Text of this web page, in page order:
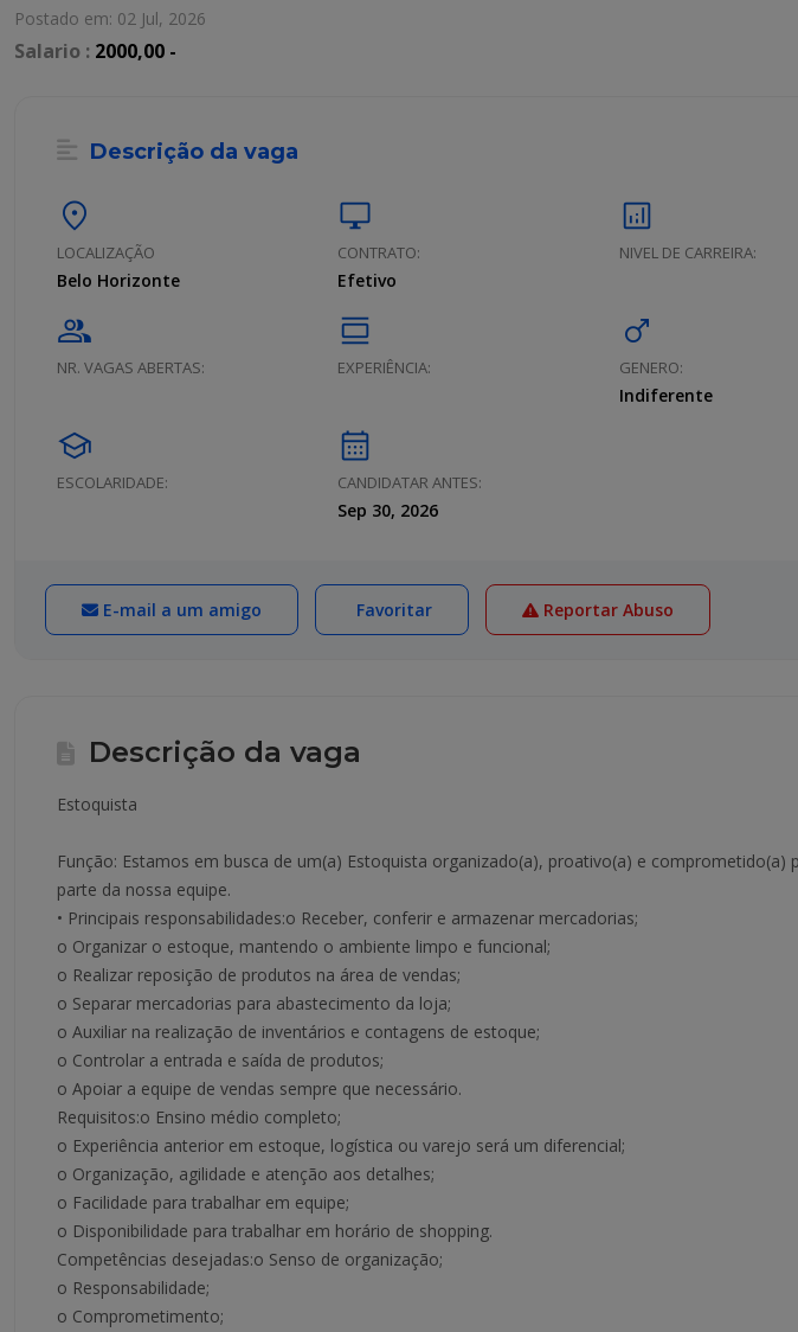
Postado em: 02 Jul, 2026
Salario : 2000,00 -
Descrição da vaga
location_on
LOCALIZAÇÃO
Belo Horizonte
desktop_windows
CONTRATO:
Efetivo
analytics
NIVEL DE CARREIRA:
group
NR. VAGAS ABERTAS:
calendar_view_day
EXPERIÊNCIA:
male
GENERO:
Indiferente
school
ESCOLARIDADE:
calendar_month
CANDIDATAR ANTES:
Sep 30, 2026
E-mail a um amigo Favoritar Reportar Abuso
Descrição da vaga
Estoquista
Função: Estamos em busca de um(a) Estoquista organizado(a), proativo(a) e comprometido(a)
parte da nossa equipe.
• Principais responsabilidades:o Receber, conferir e armazenar mercadorias;
o Organizar o estoque, mantendo o ambiente limpo e funcional;
o Realizar reposição de produtos na área de vendas;
o Separar mercadorias para abastecimento da loja;
o Auxiliar na realização de inventários e contagens de estoque;
o Controlar a entrada e saída de produtos;
o Apoiar a equipe de vendas sempre que necessário.
Requisitos:o Ensino médio completo;
o Experiência anterior em estoque, logística ou varejo será um diferencial;
o Organização, agilidade e atenção aos detalhes;
o Facilidade para trabalhar em equipe;
o Disponibilidade para trabalhar em horário de shopping.
Competências desejadas:o Senso de organização;
o Responsabilidade;
o Comprometimento;